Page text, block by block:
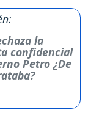
la
confidencial
Petro ¿De